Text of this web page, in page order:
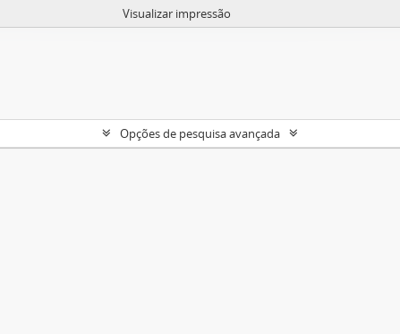
Visualizar impressão
Opções de pesquisa avançada